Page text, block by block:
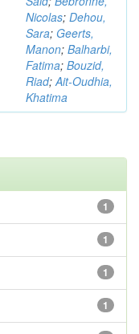
Nicolas; Dehou,
Sara; Geerts,
Manon; Balharbi,
Fatima; Bouzid,
Riad;Ait-Oudhia,
Khatima
1
1
1
1